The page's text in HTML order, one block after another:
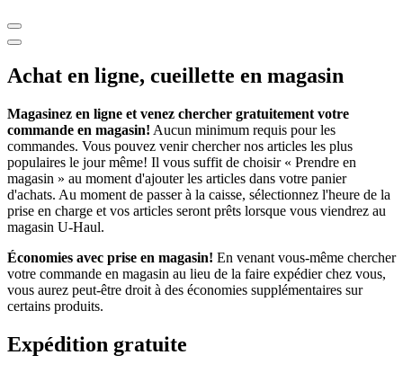
Achat en ligne, cueillette en magasin
Magasinez en ligne et venez chercher gratuitement votre
commande en magasin! Aucun minimum requis pour les
commandes. Vous pouvez venir chercher nos articles les plus
populaires le jour même! Il vous suffit de choisir « Prendre en
magasin » au moment d'ajouter les articles dans votre panier
d'achats. Au moment de passer à la caisse, sélectionnez l'heure de la
prise en charge et vos articles seront prêts lorsque vous viendrez au
magasin U-Haul.
Économies avec prise en magasin! En venant vous-même chercher
votre commande en magasin au lieu de la faire expédier chez vous,
vous aurez peut-être droit à des économies supplémentaires sur
certains produits.
Expédition gratuite